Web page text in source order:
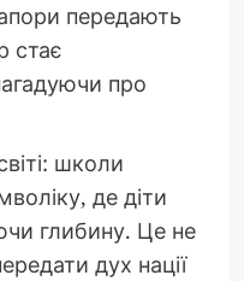
передають
стає
про
школи
де діти
глибину. Це не
дух нації